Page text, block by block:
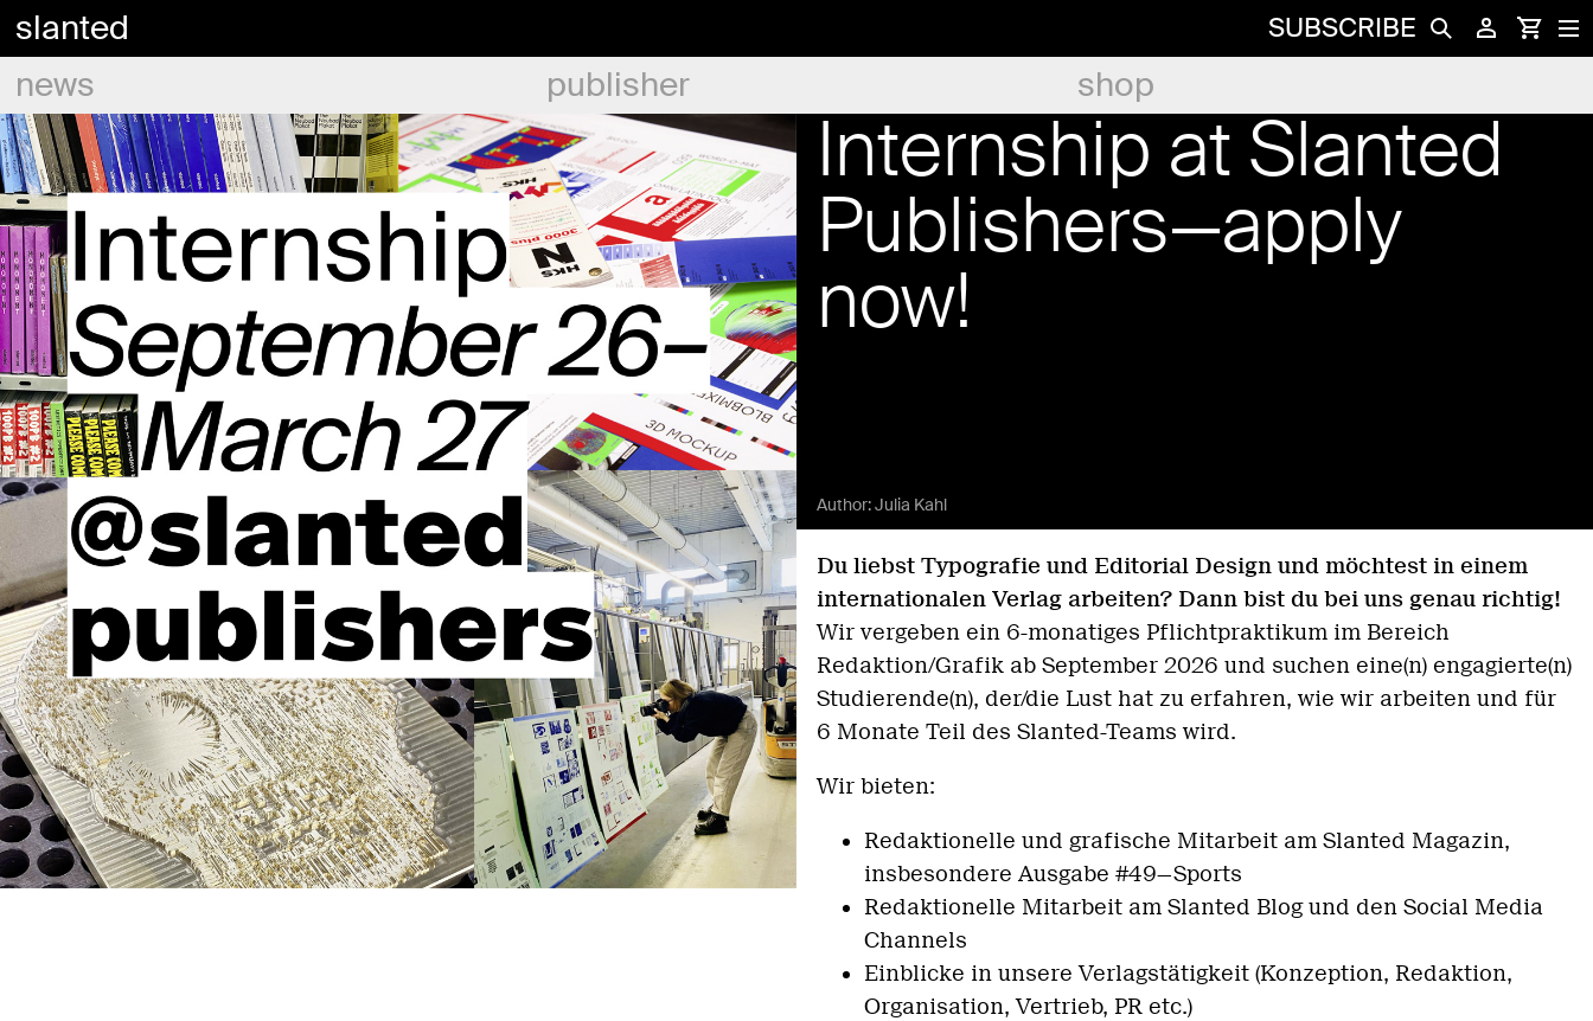
slanted SUBSCRIBE
news publisher shop
Internship at Slanted
Publishers—apply
now!
Author:Julia Kahl
Du liebst Typografie und Editorial Design und möchtest in einem
internationalen Verlag arbeiten? Dann bist du bei uns genau richtig!
Wir vergeben ein 6-monatiges Pflichtpraktikum im Bereich
Redaktion/Grafik ab September 2026 und suchen eine(n) engagierte(n)
Studierende(n), der/die Lust hat zu erfahren, wie wir arbeiten und für
6 Monate Teil des Slanted-Teams wird.
Wir bieten:
Redaktionelle und grafische Mitarbeit am Slanted Magazin,
insbesondere Ausgabe #49—Sports
Redaktionelle Mitarbeit am Slanted Blog und den Social Media
Channels
Einblicke in unsere Verlagstätigkeit (Konzeption, Redaktion,
Organisation, Vertrieb, PR etc.)